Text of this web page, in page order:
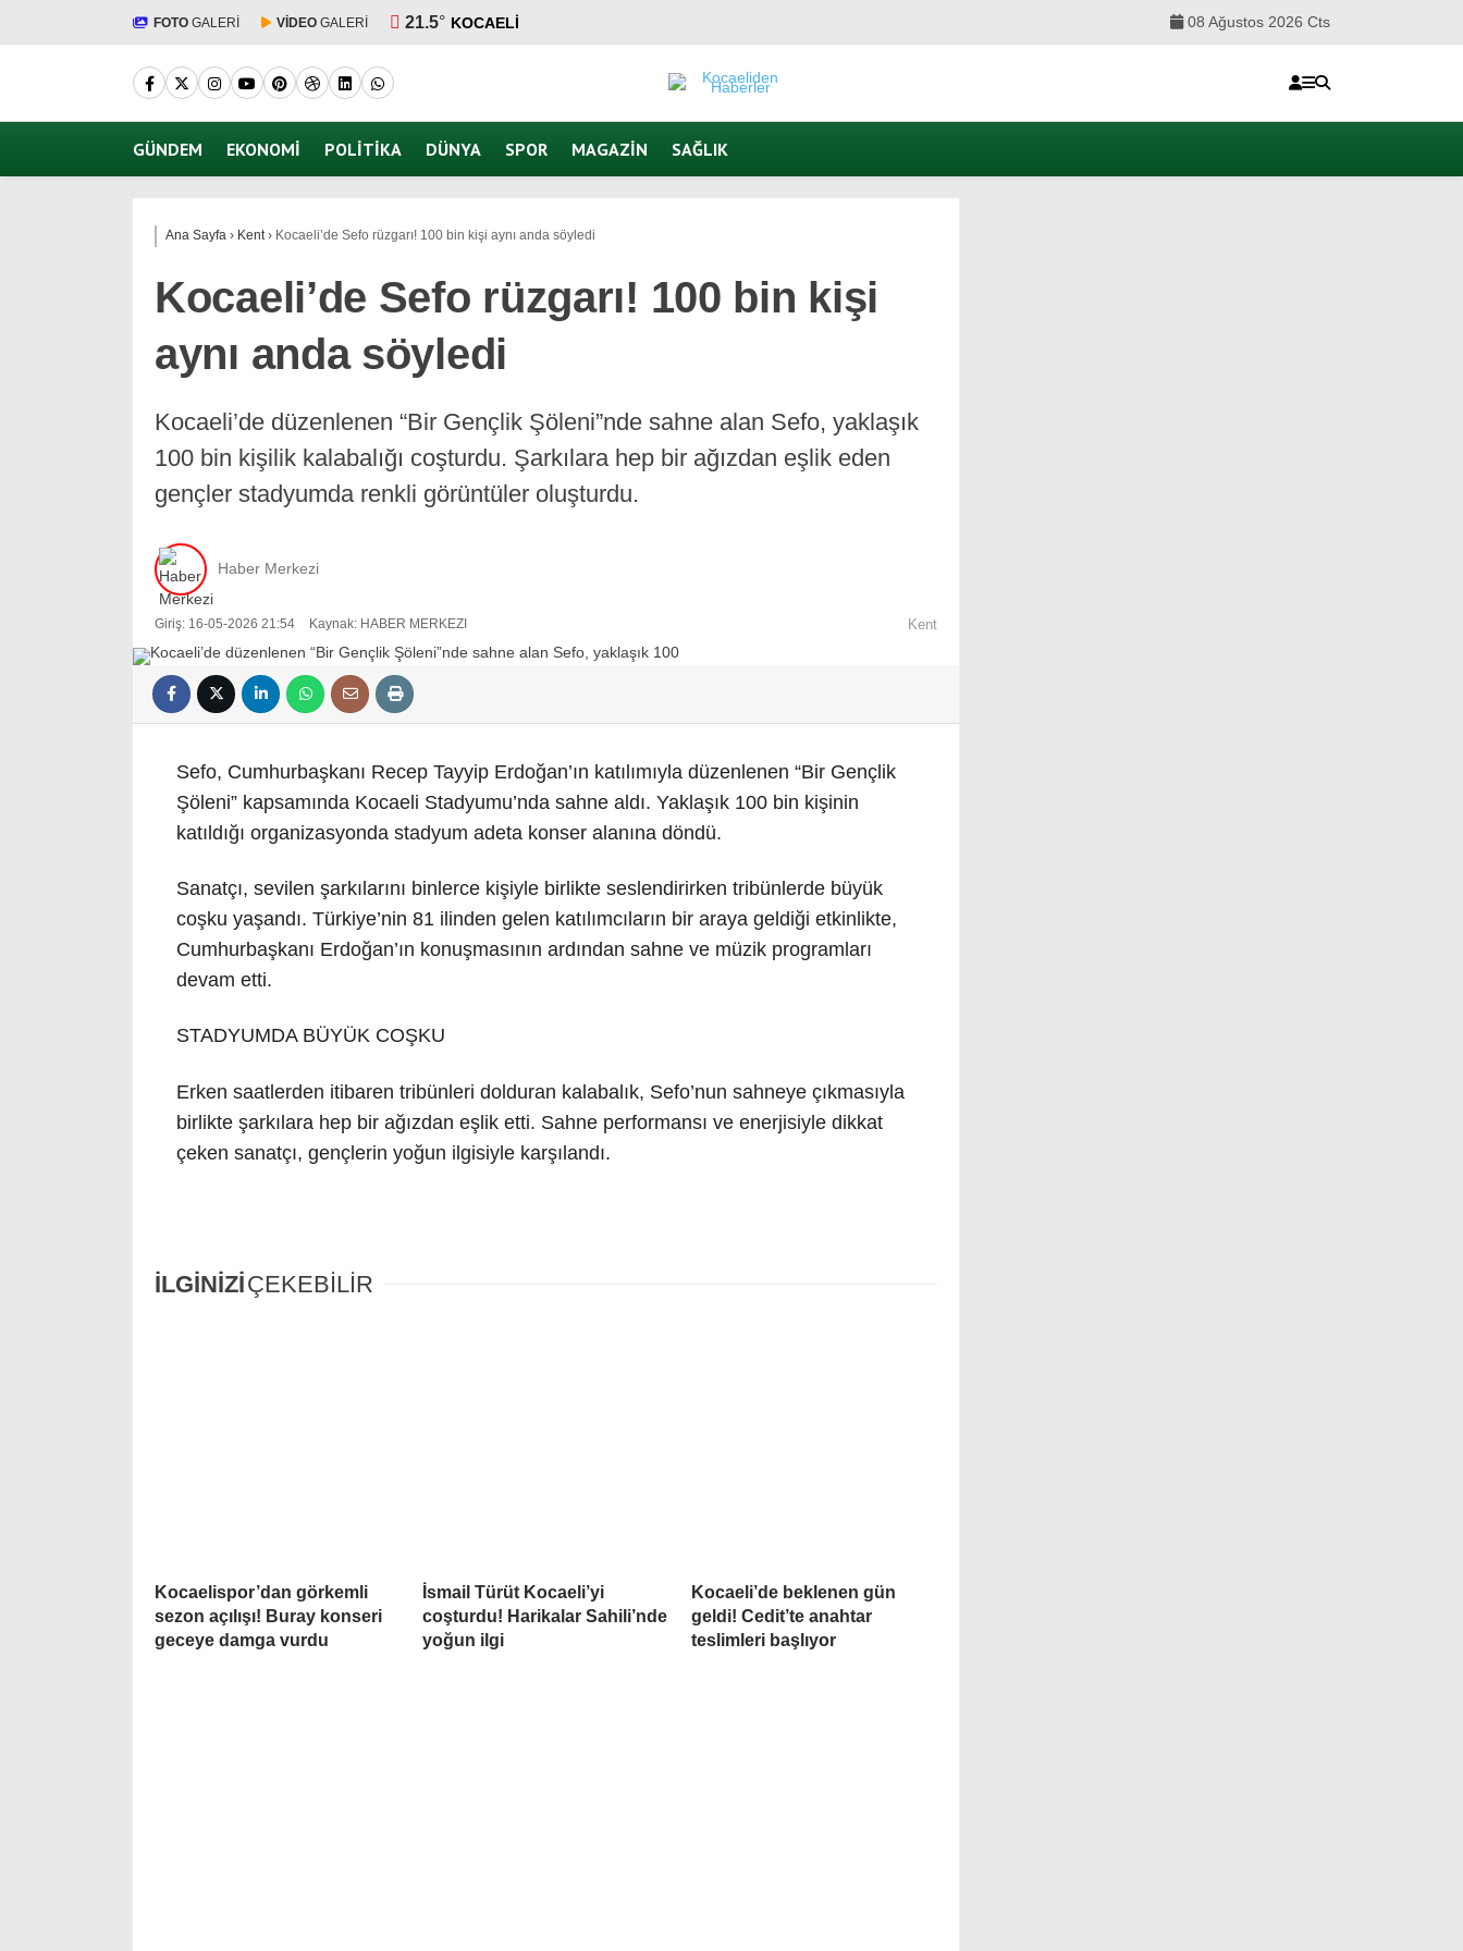
FOTO GALERİ VİDEO GALERİ 21.5° KOCAELI 08 Ağustos 2026 Cts
GÜNDEM EKONOMI POLITIKA DÜNYA SPOR MAGAZIN SAĞLIK
Ana Sayfa › Kent› Kocaeli’de Sefo rüzgarı! 100 bin kişi aynı anda söyledi
Kocaeli’de Sefo rüzgarı! 100 bin kişi
aynı anda söyledi
Kocaeli’de düzenlenen “Bir Gençlik Şöleni”nde sahne alan Sefo, yaklaşık
100 bin kişilik kalabalığı coşturdu. Şarkılara hep bir ağızdan eşlik eden
gençler stadyumda renkli görüntüler oluşturdu.
Haber Merkezi
Giriş: 16-05-2026 21:54 Kaynak: HABER MERKEZI Kent
Sefo, Cumhurbaşkanı Recep Tayyip Erdoğan’ın katılımıyla düzenlenen “Bir Gençlik
Şöleni” kapsamında Kocaeli Stadyumu’nda sahne aldı. Yaklaşık 100 bin kişinin
katıldığı organizasyonda stadyum adeta konser alanına döndü.
Sanatçı, sevilen şarkılarını binlerce kişiyle birlikte seslendirirken tribünlerde büyük
coşku yaşandı. Türkiye’nin 81 ilinden gelen katılımcıların bir araya geldiği etkinlikte,
Cumhurbaşkanı Erdoğan’ın konuşmasının ardından sahne ve müzik programları
devam etti.
STADYUMDA BÜYÜK COŞKU
Erken saatlerden itibaren tribünleri dolduran kalabalık, Sefo’nun sahneye çıkmasıyla
birlikte şarkılara hep bir ağızdan eşlik etti. Sahne performansı ve enerjisiyle dikkat
çeken sanatçı, gençlerin yoğun ilgisiyle karşılandı.
İLGİNİZİÇEKEBİLİR
Kocaelispor’dan görkemli
sezon açılışı! Buray konseri
geceye damga vurdu
İsmail Türüt Kocaeli’yi
coşturdu! Harikalar Sahili’nde
yoğun ilgi
Kocaeli’de beklenen gün
geldi! Cedit’te anahtar
teslimleri başlıyor